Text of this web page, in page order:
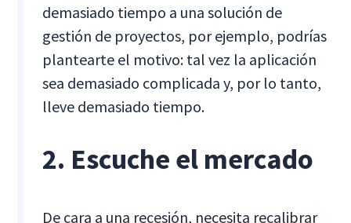
demasiado tiempo a una solución de
gestión de proyectos, por ejemplo, podrías
plantearte el motivo: tal vez la aplicación
sea demasiado complicada y, por lo tanto,
lleve demasiado tiempo.
2. Escuche el mercado
De cara a una recesión, necesita recalibrar